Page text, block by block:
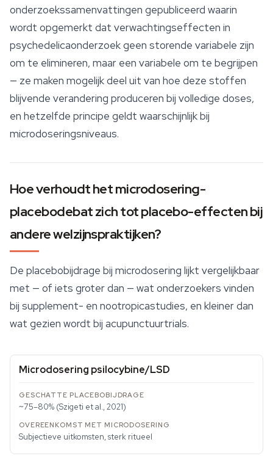
onderzoekssamenvattingen gepubliceerd waarin
wordt opgemerkt dat verwachtingseffecten in
psychedelicaonderzoek geen storende variabele zijn
om te elimineren, maar een variabele om te begrijpen
— ze maken mogelijk deel uit van hoe deze stoffen
blijvende verandering produceren bij volledige doses,
en hetzelfde principe geldt waarschijnlijk bij
microdoseringsniveaus.
Hoe verhoudt het microdosering-
placebodebat zich tot placebo-effecten bij
andere welzijnspraktijken?
De placebobijdrage bij microdosering lijkt vergelijkbaar
met — of iets groter dan — wat onderzoekers vinden
bij supplement- en nootropicastudies, en kleiner dan
wat gezien wordt bij acupunctuurtrials.
Microdosering psilocybine/LSD
~75–80% (Szigeti et al., 2021)
Subjectieve uitkomsten, sterk ritueel